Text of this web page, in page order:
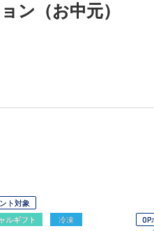
ン（お中元）
ト対象
ルギフト
冷凍